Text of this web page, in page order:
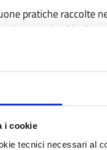
i cookie
tecnici necessari al
pratiche raccolte
processi volti ad
e
tra scienza e
gelso/innovazioni-